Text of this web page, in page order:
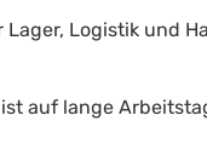
Logistik und
auf lange